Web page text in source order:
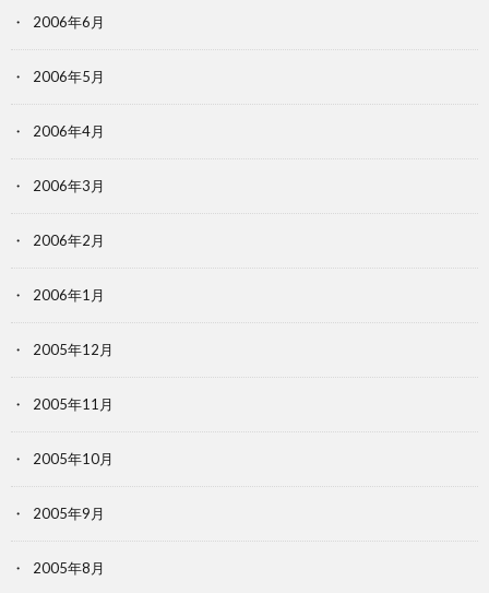
2006年6月
2006年5月
2006年4月
2006年3月
2006年2月
2006年1月
2005年12月
2005年11月
2005年10月
2005年9月
2005年8月